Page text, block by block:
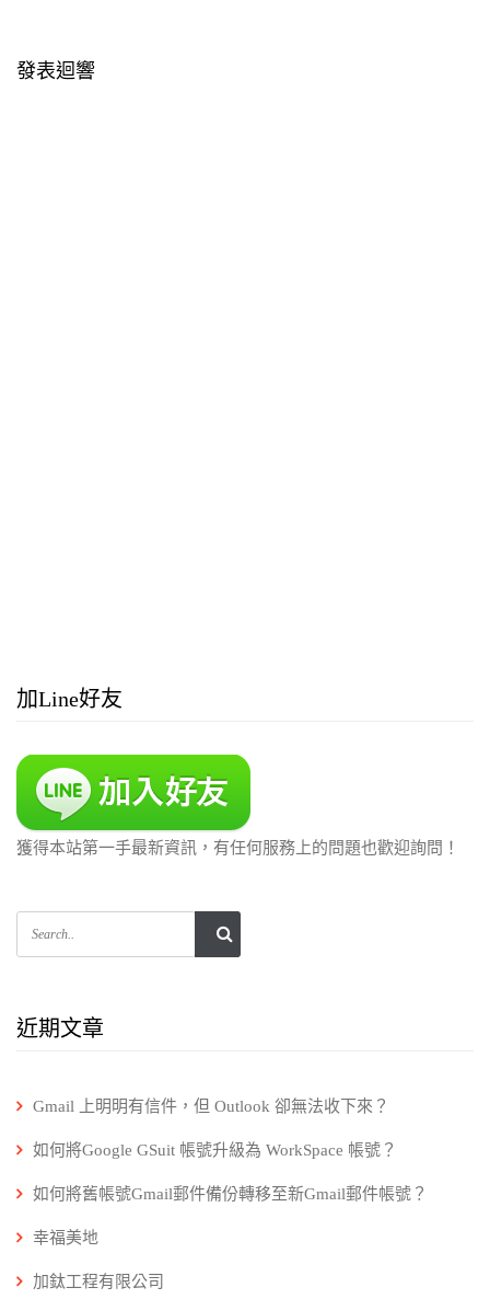
發表迴響
加Line好友
獲得本站第一手最新資訊，有任何服務上的問題也歡迎詢問！
近期文章
Gmail 上明明有信件，但 Outlook 卻無法收下來？
如何將Google GSuit 帳號升級為 WorkSpace 帳號？
如何將舊帳號Gmail郵件備份轉移至新Gmail郵件帳號？
幸福美地
加鈦工程有限公司